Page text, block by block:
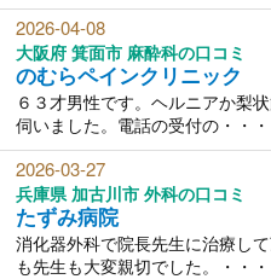
2026-04-08
大阪府 箕面市 麻酔科の口コミ
のむらペインクリニック
６３才男性です。ヘルニアか梨
伺いました。電話の受付の・・・
2026-03-27
兵庫県 加古川市 外科の口コミ
たずみ病院
消化器外科で院長先生に治療し
も先生も大変親切でした。・・・